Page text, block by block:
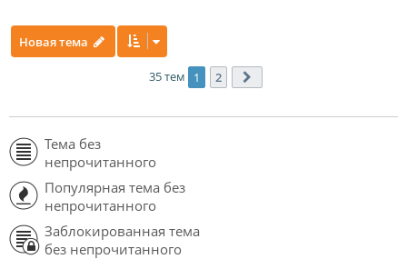
Новая тема
35 тем 1 2
Тема без
непрочитанного
Популярная тема без
непрочитанного
Заблокированная тема
без непрочитанного